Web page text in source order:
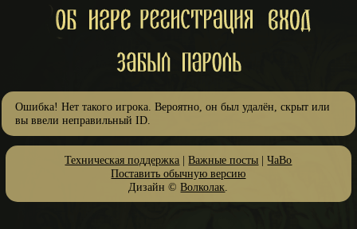
Ошибка! Нет такого игрока. Вероятно, он был удалён, скрыт или
вы ввели неправильный ID.
Техническая поддержка |Важные посты |ЧаВо
Поставить обычную версию
Дизайн ©Волколак